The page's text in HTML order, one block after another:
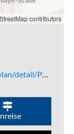
contributors
p_100038485/x